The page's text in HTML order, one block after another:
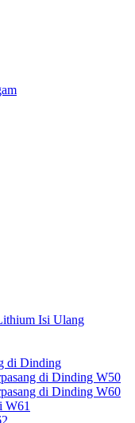
Isi Ulang
di Dinding
di Dinding W50
di Dinding W60
W61